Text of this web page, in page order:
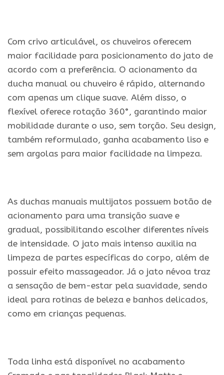
Com crivo articulável, os chuveiros oferecem
maior facilidade para posicionamento do jato de
acordo com a preferência. O acionamento da
ducha manual ou chuveiro é rápido, alternando
com apenas um clique suave. Além disso, o
flexível oferece rotação 360°, garantindo maior
mobilidade durante o uso, sem torção. Seu design,
também reformulado, ganha acabamento liso e
sem argolas para maior facilidade na limpeza.
As duchas manuais multijatos possuem botão de
acionamento para uma transição suave e
gradual, possibilitando escolher diferentes níveis
de intensidade. O jato mais intenso auxilia na
limpeza de partes específicas do corpo, além de
possuir efeito massageador. Já o jato névoa traz
a sensação de bem-estar pela suavidade, sendo
ideal para rotinas de beleza e banhos delicados,
como em crianças pequenas.
Toda linha está disponível no acabamento